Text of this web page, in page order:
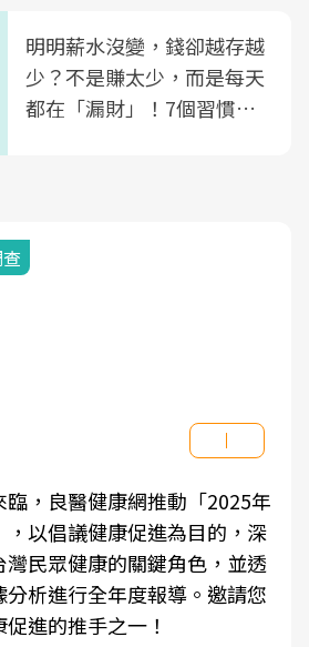
明明薪水沒變，錢卻越存越
少？不是賺太少，而是每天
都在「漏財」！7個習慣一
，良醫健康網推動「2025年
以倡議健康促進為目的，深
民眾健康的關鍵角色，並透
析進行全年度報導。邀請您
進的推手之一！